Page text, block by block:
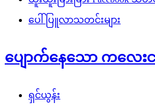
ပေါ်ပြူလာသတင်းများ
ပျောက်နေသော ကလေး
ရှင်ယွန်း